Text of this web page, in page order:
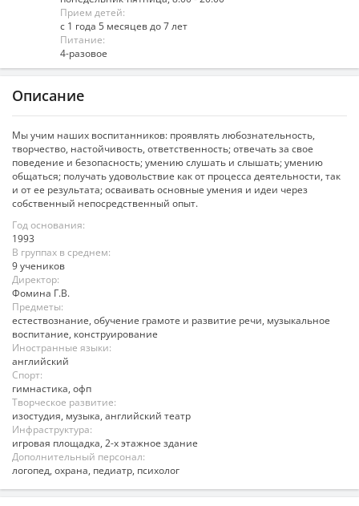
Прием детей:
с 1 года 5 месяцев до 7 лет
Питание:
4-разовое
Описание
Мы учим наших воспитанников: проявлять любознательность,
творчество, настойчивость, ответственность; отвечать за свое
поведение и безопасность; умению слушать и слышать; умению
общаться; получать удовольствие как от процесса деятельности, так
и от ее результата; осваивать основные умения и идеи через
собственный непосредственный опыт.
Год основания:
1993
В группах в среднем:
9 учеников
Директор:
Фомина Г.В.
Предметы:
естествознание, обучение грамоте и развитие речи, музыкальное
воспитание, конструирование
Иностранные языки:
английский
Спорт:
гимнастика, офп
Творческое развитие:
изостудия, музыка, английский театр
Инфраструктура:
игровая площадка, 2-х этажное здание
Дополнительный персонал:
логопед, охрана, педиатр, психолог